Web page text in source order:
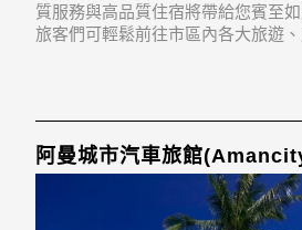
質服務與高品質住宿將帶給您賓至
旅客們可輕鬆前往市區內各大旅遊
店位置優越讓遊人前往市區內的熱
阿曼城市汽車旅館